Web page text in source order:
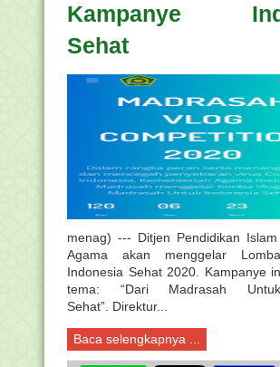
Kampanye
Sehat
menag) --- Ditjen Pendidikan Islam
Agama akan menggelar
Indonesia Sehat 2020. Kampanye
tema: “Dari Madrasah
Sehat”. Direktur...
Baca selengkapnya ...